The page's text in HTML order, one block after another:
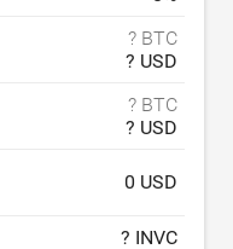
? BTC
? USD
? BTC
? USD
0 USD
? INVC